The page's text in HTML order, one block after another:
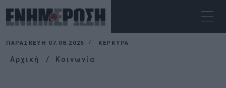
ΠΑΡΑΣΚΕΥΉ 07.08.2026 ΚΕΡΚΥΡΑ
Αρχική Κοινωνία